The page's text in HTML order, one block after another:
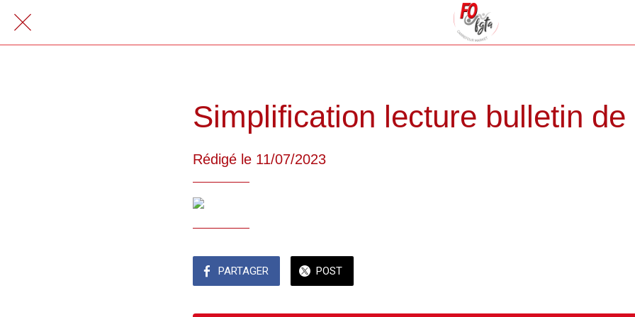
Simplification lecture bulletin de
Rédigé le 11/07/2023
PARTAGER POST